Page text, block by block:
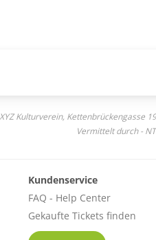
Kulturverein, Kettenbrückengasse
Vermittelt durch -
Kundenservice
FAQ - Help Center
Gekaufte Tickets finden